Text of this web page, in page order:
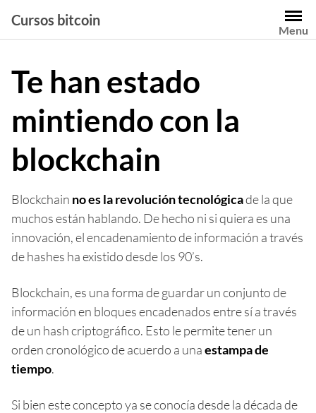
contenido
Cursos bitcoin
Menu
Te han estado
mintiendo con la
blockchain
Blockchain no es la revolución tecnológicade la que
muchos están hablando. De hecho ni si quiera es una
innovación, el encadenamiento de información a través
de hashes ha existido desde los 90’s.
Blockchain, es una forma de guardar un conjunto de
información en bloques encadenados entre sí a través
de un hash criptográfico. Esto le permite tener un
orden cronológico de acuerdo a unaestampa de
tiempo.
Si bien este concepto ya se conocía desde la década de